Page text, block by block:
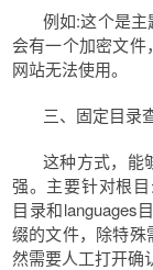
例如:这个是
会有一个加密文件
网站无法使用。
三、固定目录
这种方式，能
强。主要针对根
目录和languages
缀的文件，除特殊
然需要人工打开确